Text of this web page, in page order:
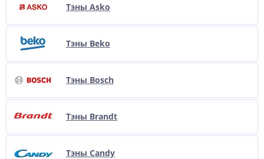
Тэны Asko
Тэны Beko
Тэны Bosch
Тэны Brandt
Тэны Candy